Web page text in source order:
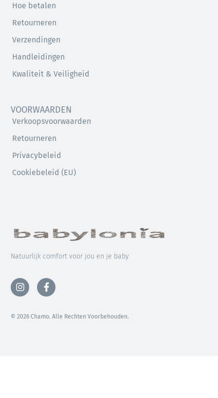
Natuurlijk comfort voor jou en je baby
© 2026 Chamo. Alle Rechten Voorbehouden.
Hoe betalen
Retourneren
Verzendingen
Handleidingen
Kwaliteit & Veiligheid
VOORWAARDEN
Verkoopsvoorwaarden
Retourneren
Privacybeleid
Cookiebeleid (EU)